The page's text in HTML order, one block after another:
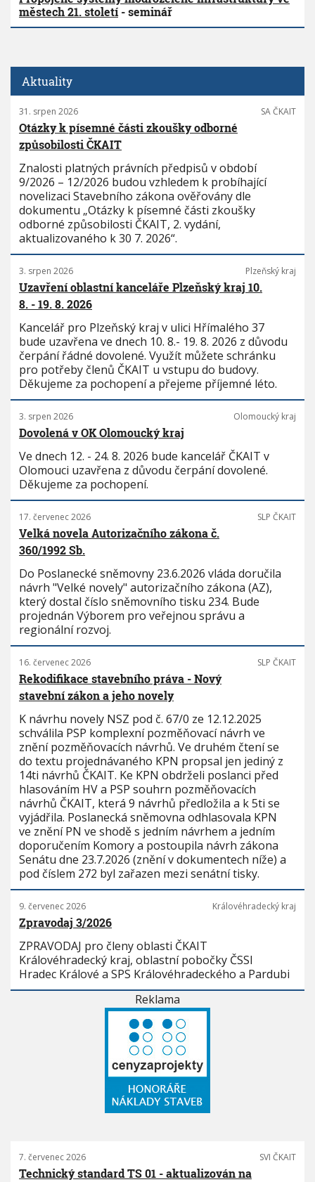
městech 21. století- seminář
Aktuality
31. srpen 2026 SA ČKAIT
Otázky k písemné části zkoušky odborné
způsobilosti ČKAIT
Znalosti platných právních předpisů v období
9/2026 – 12/2026 budou vzhledem k probíhající
novelizaci Stavebního zákona ověřovány dle
dokumentu „Otázky k písemné části zkoušky
odborné způsobilosti ČKAIT, 2. vydání,
aktualizovaného k 30 7. 2026“.
3. srpen 2026 Plzeňský kraj
Uzavření oblastní kanceláře Plzeňský kraj 10.
8. - 19. 8. 2026
Kancelář pro Plzeňský kraj v ulici Hřímalého 37
bude uzavřena ve dnech 10. 8.- 19. 8. 2026 z důvodu
čerpání řádné dovolené. Využít můžete schránku
pro potřeby členů ČKAIT u vstupu do budovy.
Děkujeme za pochopení a přejeme příjemné léto.
3. srpen 2026 Olomoucký kraj
Dovolená v OK Olomoucký kraj
Ve dnech 12. - 24. 8. 2026 bude kancelář ČKAIT v
Olomouci uzavřena z důvodu čerpání dovolené.
Děkujeme za pochopení.
17. červenec 2026 SLP ČKAIT
Velká novela Autorizačního zákona č.
360/1992 Sb.
Do Poslanecké sněmovny 23.6.2026 vláda doručila
návrh "Velké novely" autorizačního zákona (AZ),
který dostal číslo sněmovního tisku 234. Bude
projednán Výborem pro veřejnou správu a
regionální rozvoj.
16. červenec 2026 SLP ČKAIT
Rekodifikace stavebního práva - Nový
stavební zákon a jeho novely
K návrhu novely NSZ pod č. 67/0 ze 12.12.2025
schválila PSP komplexní pozměňovací návrh ve
znění pozměňovacích návrhů. Ve druhém čtení se
do textu projednávaného KPN propsal jen jediný z
14ti návrhů ČKAIT. Ke KPN obdrželi poslanci před
hlasováním HV a PSP souhrn pozměňovacích
návrhů ČKAIT, která 9 návrhů předložila a k 5ti se
vyjádřila. Poslanecká sněmovna odhlasovala KPN
ve znění PN ve shodě s jedním návrhem a jedním
doporučením Komory a postoupila návrh zákona
Senátu dne 23.7.2026 (znění v dokumentech níže) a
pod číslem 272 byl zařazen mezi senátní tisky.
9. červenec 2026 Královéhradecký kraj
Zpravodaj 3/2026
ZPRAVODAJ pro členy oblasti ČKAIT
Královéhradecký kraj, oblastní pobočky ČSSI
Hradec Králové a SPS Královéhradeckého a Pardubi
Reklama
7. červenec 2026 SVI ČKAIT
Technický standard TS 01 - aktualizován na